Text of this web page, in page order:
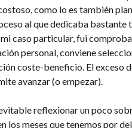
como lo es también
al que dedicaba bastante
caso particular, fui
personal, conviene
coste-beneficio. El exceso
avanzar (o empezar).
reflexionar un poco
los meses que tenemos por